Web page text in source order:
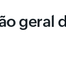
geral